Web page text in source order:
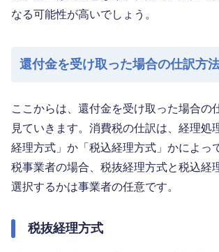
なる可能性が高いでしょう。
還付金を受け取った場合の仕訳方
ここからは、還付金を受け取った場合の
見ていきます。消費税の仕訳は、経理処
経理方式」か「税込経理方式」かによっ
税事業者の場合、税抜経理方式と税込経
選択するかは事業者の任意です。
税抜経理方式